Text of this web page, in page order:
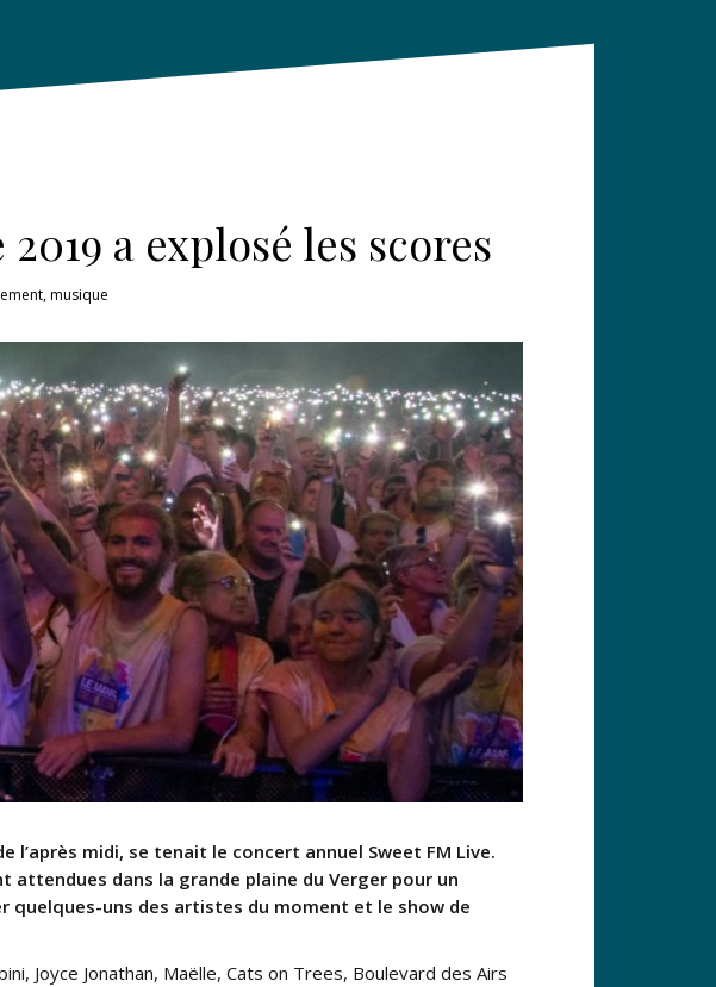
a explosé les scores
,musique
l’après midi, se tenait le concert annuel Sweet FM Live.
attendues dans la grande plaine du Verger pour un
uns des artistes du moment et le show de
Joyce Jonathan, Maëlle, Cats on Trees, Boulevard des Airs